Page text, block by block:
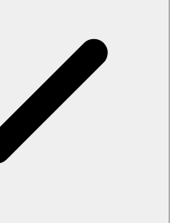
질 우선의 세상
자이며, 저희는 이를 그렇게
이하는 감성적인 혜택은 존
여러분의 시간을 평범함으
드 철학은 모든 타이틀이 고
엄선된, 세심하게 큐레이션